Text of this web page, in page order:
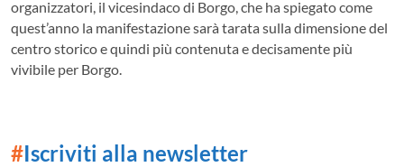
organizzatori, il vicesindaco di Borgo, che ha spiegato come
quest’anno la manifestazione sarà tarata sulla dimensione del
centro storico e quindi più contenuta e decisamente più
vivibile per Borgo.
#Iscriviti alla newsletter